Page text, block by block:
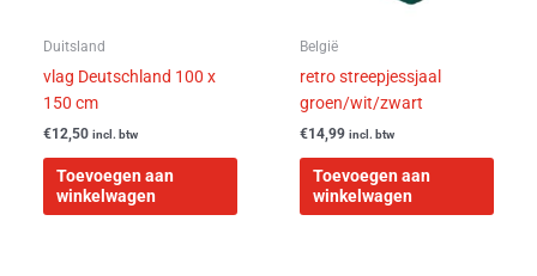
Duitsland
vlag Deutschland 100 x
150 cm
€12,50 incl. btw
Toevoegen aan
winkelwagen
België
retro streepjessjaal
groen/wit/zwart
€14,99 incl. btw
Toevoegen aan
winkelwagen